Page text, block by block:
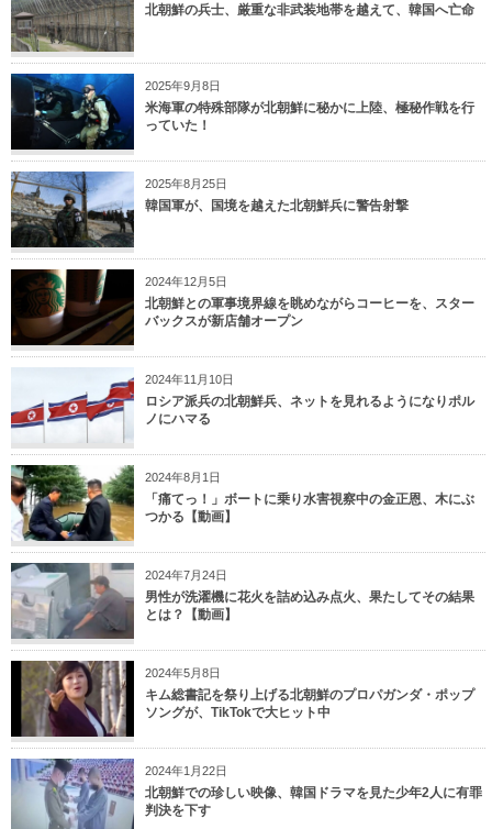
北朝鮮の兵士、厳重な非武装地帯を越えて、韓国へ亡命
2025年9月8日
米海軍の特殊部隊が北朝鮮に秘かに上陸、極秘作戦を行
っていた！
2025年8月25日
韓国軍が、国境を越えた北朝鮮兵に警告射撃
2024年12月5日
北朝鮮との軍事境界線を眺めながらコーヒーを、スター
バックスが新店舗オープン
2024年11月10日
ロシア派兵の北朝鮮兵、ネットを見れるようになりポル
ノにハマる
2024年8月1日
「痛てっ！」ボートに乗り水害視察中の金正恩、木にぶ
つかる【動画】
2024年7月24日
男性が洗濯機に花火を詰め込み点火、果たしてその結果
とは？【動画】
2024年5月8日
キム総書記を祭り上げる北朝鮮のプロパガンダ・ポップ
ソングが、TikTokで大ヒット中
2024年1月22日
北朝鮮での珍しい映像、韓国ドラマを見た少年2人に有罪
判決を下す